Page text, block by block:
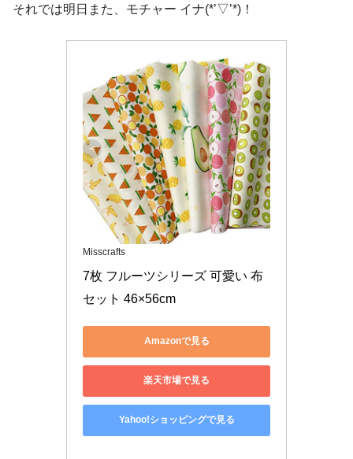
それでは明日また、モチャー イナ(*’▽’*)！
Misscrafts
7枚 フルーツシリーズ 可愛い 布
セット 46×56cm
Amazonで見る
楽天市場で見る
Yahoo!ショッピングで見る